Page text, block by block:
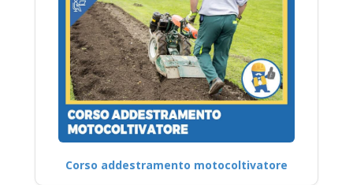
Corso addestramento motocoltivatore